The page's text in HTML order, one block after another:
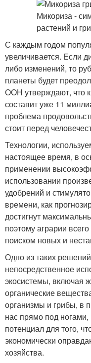
С каждым годом
увеличивается. Если
либо изменений, то
планеты будет
ООН утверждают, что
составит уже 11
проблема
стоит перед
Технологии,
настоящее время, в
применении
использовании
удобрений и
времени, как
достигнут
поэтому аграрии
поиском новых и
Одно из таких
непосредственное
экосистемы, включая
органические
организмы и грибы, в
нас прямо под
потенциал для того,
экономически
хозяйства.